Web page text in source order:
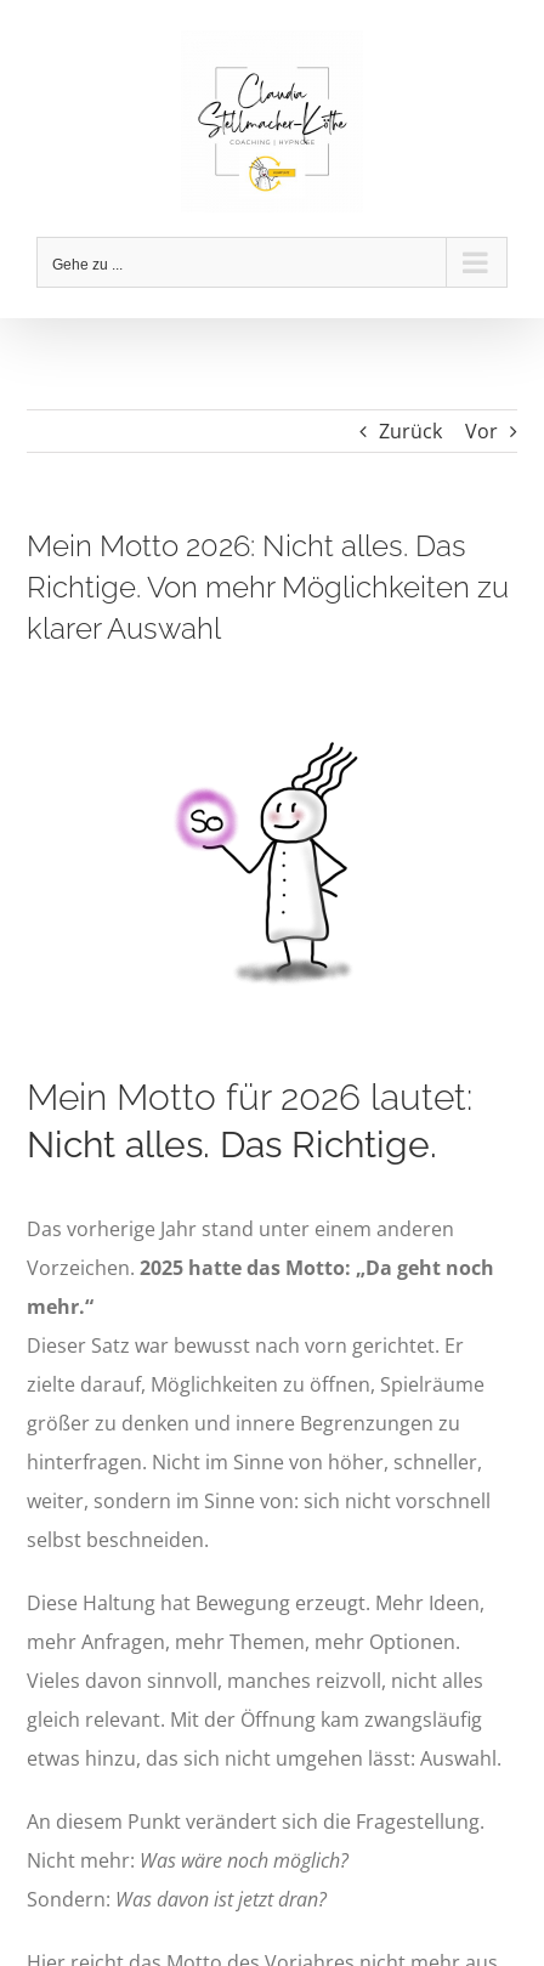
Gehe zu ...
Zurück Vor
Mein Motto 2026: Nicht alles. Das
Richtige. Von mehr Möglichkeiten zu
klarer Auswahl
Mein Motto für 2026 lautet:
Nicht alles. Das Richtige.
Das vorherige Jahr stand unter einem anderen
Vorzeichen.2025 hatte das Motto: „Da geht noch
mehr.“
Dieser Satz war bewusst nach vorn gerichtet. Er
zielte darauf, Möglichkeiten zu öffnen, Spielräume
größer zu denken und innere Begrenzungen zu
hinterfragen. Nicht im Sinne von höher, schneller,
weiter, sondern im Sinne von: sich nicht vorschnell
selbst beschneiden.
Diese Haltung hat Bewegung erzeugt. Mehr Ideen,
mehr Anfragen, mehr Themen, mehr Optionen.
Vieles davon sinnvoll, manches reizvoll, nicht alles
gleich relevant. Mit der Öffnung kam zwangsläufig
etwas hinzu, das sich nicht umgehen lässt: Auswahl.
An diesem Punkt verändert sich die Fragestellung.
Nicht mehr: Was wäre noch möglich?
Sondern: Was davon ist jetzt dran?